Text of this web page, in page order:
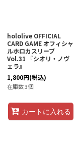
hololive OFFICIAL
CARD GAME オフィシャ
ルホロカスリーブ
Vol.31 『シオリ・ノヴ
ェラ』
1,800円(税込)
在庫数 3個
カートに入れる